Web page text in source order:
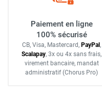
Paiement en ligne
100% sécurisé
CB, Visa, Mastercard, PayPal ,
Scalapay, 3x ou 4x sans frais,
virement bancaire, mandat
administratif (Chorus Pro)